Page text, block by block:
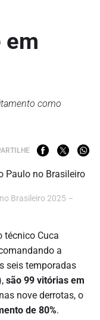
em
como
Brasileiro 2025 –
técnico Cuca
a
seis temporadas
são 99 vitórias em
nove derrotas, o
de 80%.